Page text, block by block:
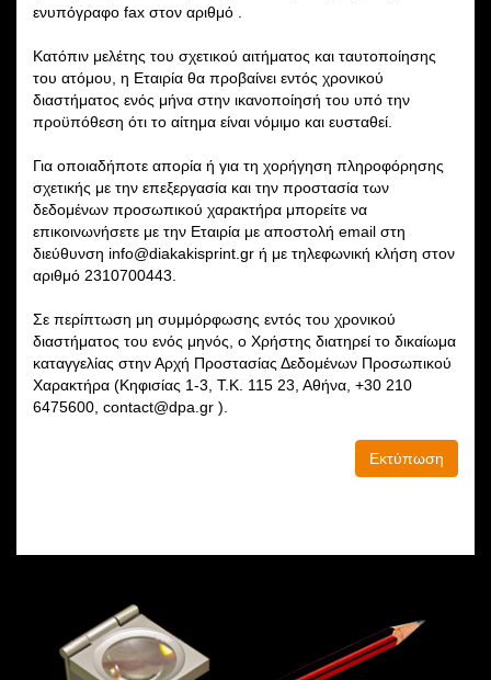
ενυπόγραφο fax στον αριθμό .
Κατόπιν μελέτης του σχετικού αιτήματος και ταυτοποίησης
του ατόμου, η Εταιρία θα προβαίνει εντός χρονικού
διαστήματος ενός μήνα στην ικανοποίησή του υπό την
προϋπόθεση ότι το αίτημα είναι νόμιμο και ευσταθεί.
Για οποιαδήποτε απορία ή για τη χορήγηση πληροφόρησης
σχετικής με την επεξεργασία και την προστασία των
δεδομένων προσωπικού χαρακτήρα μπορείτε να
επικοινωνήσετε με την Εταιρία με αποστολή email στη
διεύθυνση info@diakakisprint.gr ή με τηλεφωνική κλήση στον
αριθμό 2310700443.
Σε περίπτωση μη συμμόρφωσης εντός του χρονικού
διαστήματος του ενός μηνός, ο Χρήστης διατηρεί το δικαίωμα
καταγγελίας στην Αρχή Προστασίας Δεδομένων Προσωπικού
Χαρακτήρα (Κηφισίας 1-3, Τ.Κ. 115 23, Αθήνα, +30 210
6475600, contact@dpa.gr ).